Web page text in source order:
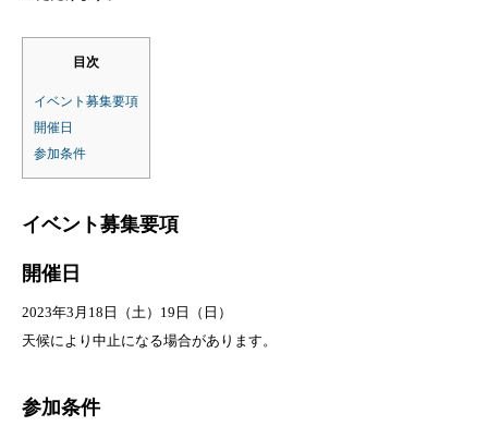
目次
イベント募集要項
開催日
参加条件
イベント募集要項
開催日
2023年3月18日（土）19日（日）
天候により中止になる場合があります。
参加条件